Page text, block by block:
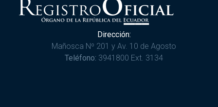
Dirección:
Mañosca Nº 201 y Av. 10 de Agosto
Teléfono: 3941800 Ext. 3134